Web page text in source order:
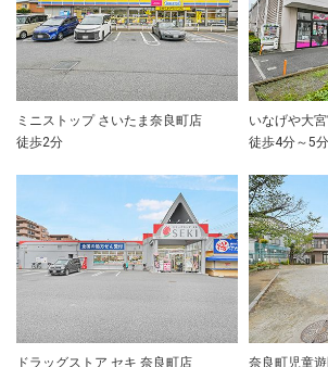
ミニストップ さいたま奈良町店
徒歩2分
いなげや大
徒歩4分～5分
ドラッグストア セキ 奈良町店
奈良町児童遊